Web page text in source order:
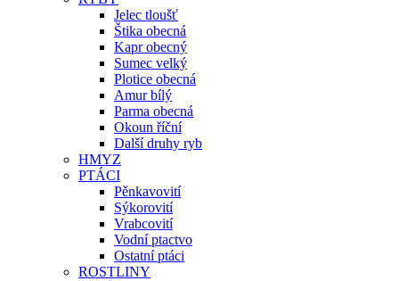
Jelec tloušť
Štika obecná
Kapr obecný
Sumec velký
Plotice obecná
Amur bílý
Parma obecná
Okoun říční
Další druhy ryb
HMYZ
PTÁCI
Pěnkavovití
Sýkorovití
Vrabcovití
Vodní ptactvo
Ostatní ptáci
ROSTLINY